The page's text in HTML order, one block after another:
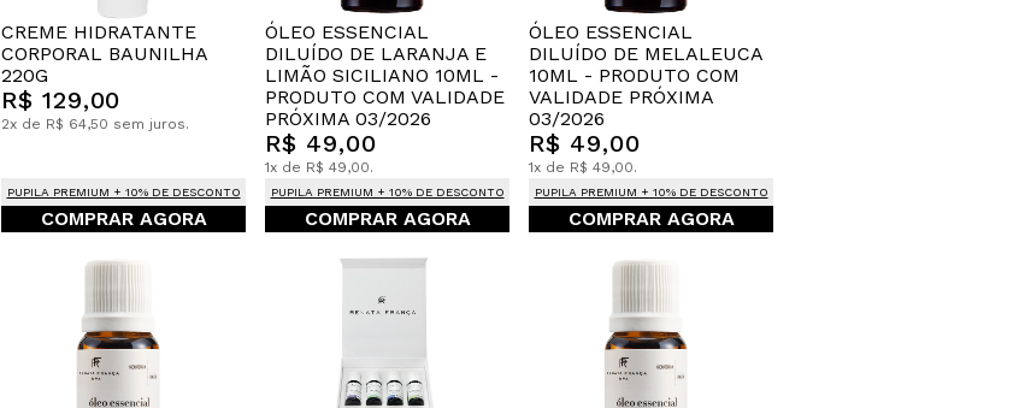
CREME HIDRATANTE
CORPORAL BAUNILHA
220G
R$ 129,00
2x de R$ 64,50 sem juros.
PUPILA PREMIUM + 10% DE DESCONTO
COMPRAR AGORA
ÓLEO ESSENCIAL
DILUÍDO DE LARANJA E
LIMÃO SICILIANO 10ML -
PRODUTO COM VALIDADE
PRÓXIMA 03/2026
R$ 49,00
1x de R$ 49,00.
PUPILA PREMIUM + 10% DE DESCONTO
COMPRAR AGORA
ÓLEO ESSENCIAL
DILUÍDO DE MELALEUCA
10ML - PRODUTO COM
VALIDADE PRÓXIMA
03/2026
R$ 49,00
1x de R$ 49,00.
PUPILA PREMIUM + 10% DE DESCONTO
COMPRAR AGORA